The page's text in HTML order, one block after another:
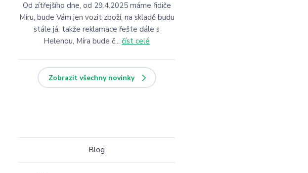
Od zítřejšího dne, od 29.4.2025 máme řidiče
Míru, bude Vám jen vozit zboží, na skladě budu
stále já, takže reklamace řešte dále s
Helenou, Míra bude č...číst celé
Zobrazit všechny novinky
Blog